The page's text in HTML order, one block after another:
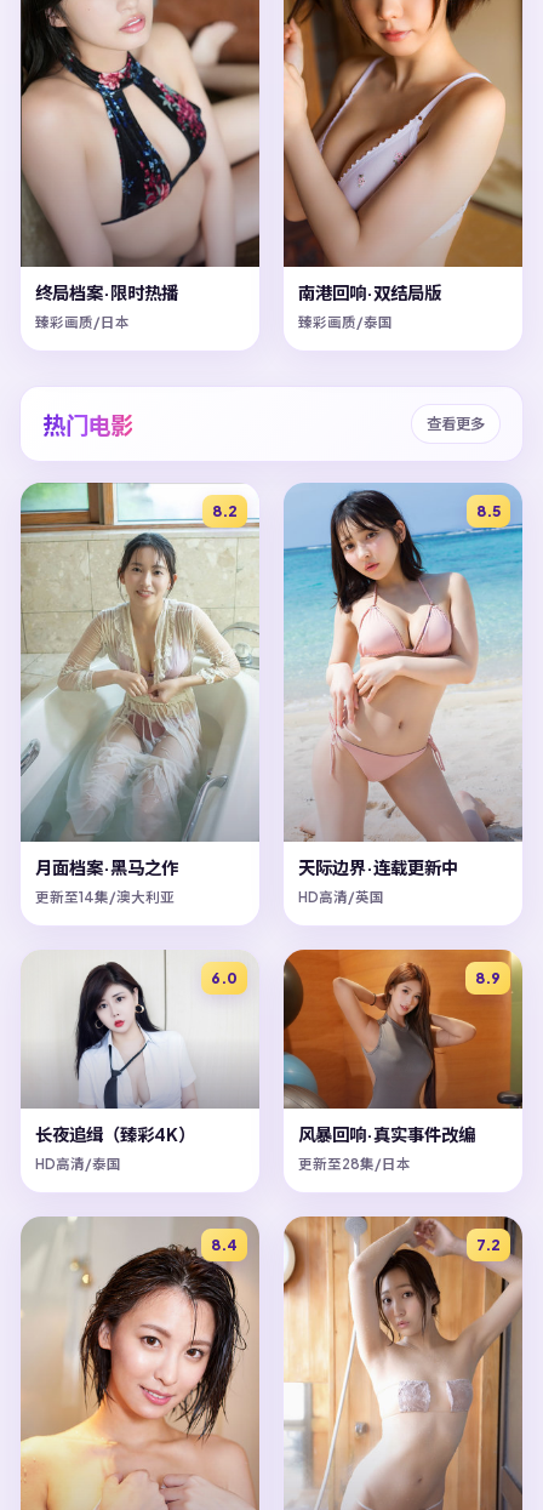
终局档案·限时热播
臻彩画质/日本
南港回响·双结局版
臻彩画质/泰国
热门电影 查看更多
8.2
月面档案·黑马之作
更新至14集/澳大利亚
8.5
天际边界·连载更新中
HD高清/英国
6.0
长夜追缉（臻彩4K）
HD高清/泰国
8.9
风暴回响·真实事件改编
更新至28集/日本
8.4 7.2